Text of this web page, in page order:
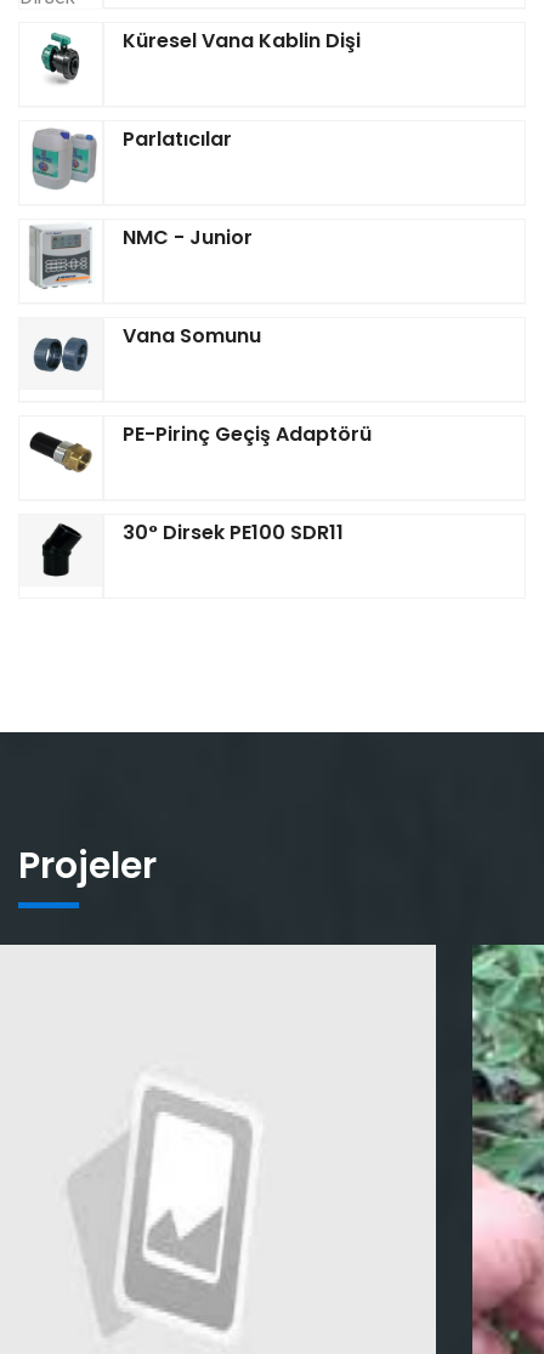
Küresel Vana Kablin Dişi
Parlatıcılar
NMC - Junior
Vana Somunu
PE-Pirinç Geçiş Adaptörü
30° Dirsek PE100 SDR11
Projeler